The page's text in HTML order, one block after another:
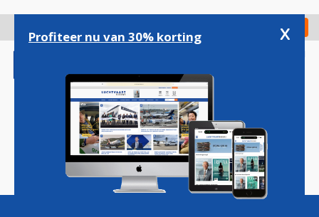
gaan
Check in
Magazine Podcasts Vacatures
Profiteer nu van 30% korting x